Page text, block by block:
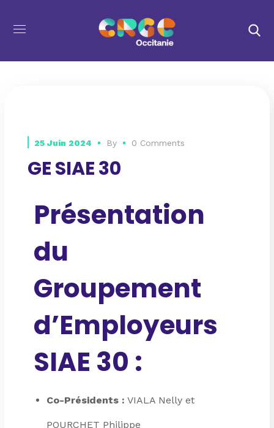
25 Juin 2024 By 0 Comments
GE SIAE 30
Présentation
du
Groupement
d’Employeurs
SIAE 30 :
Co-Présidents : VIALA Nelly et
POURCHET Philippe